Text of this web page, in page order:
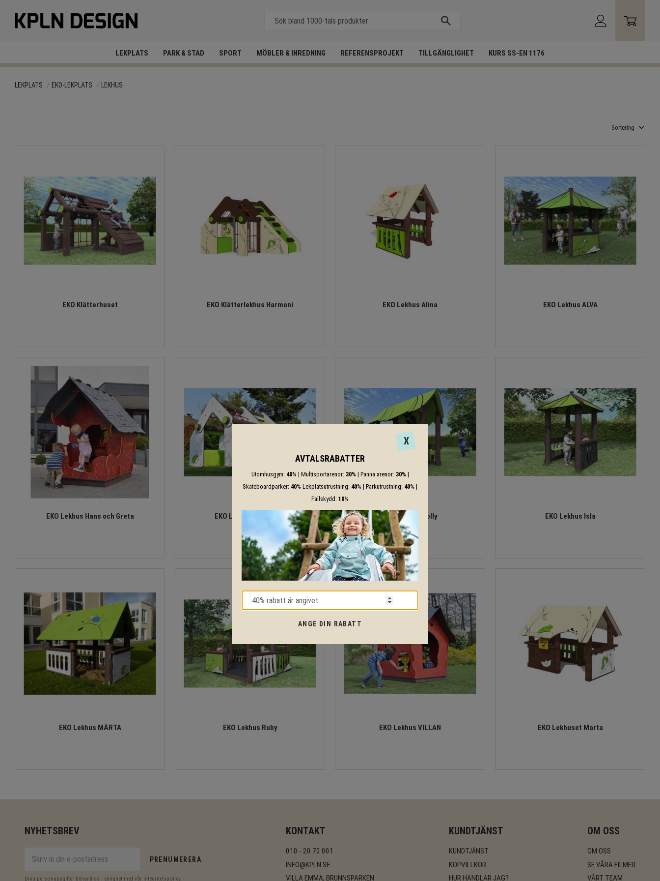
LEKPLATS PARK & STAD SPORT MÖBLER & INREDNING REFERENSPROJEKT TILLGÄNGLIGHET KURS SS-EN 1176
LEKPLATS EKO-LEKPLATS LEKHUS
EKO Klätterhuset EKO Klätterlekhus Harmoni EKO Lekhus Alina EKO Lekhus ALVA
EKO Lekhus Hans och Greta EKO Lekhus HARMONY EKO Lekhus Holly EKO Lekhus Isla
EKO Lekhus MÄRTA EKO Lekhus Ruby EKO Lekhus VILLAN EKO Lekhuset Marta
NYHETSBREV
PRENUMERERA
Dina personuppgifter behandlas i enlighet med vår integritetspolicy.
KONTAKT
010 - 20 70 001
INFO@KPLN.SE
VILLA EMMA, BRUNNSPARKEN
KUNDTJÄNST
KUNDTJÄNST
KÖPVILLKOR
HUR HANDLAR JAG?
OM OSS
OM OSS
SE VÅRA FILMER
VÅRT TEAM
X
AVTALSRABATTER
Utomhusgym: 40% | Multisportarenor: 30% | Panna arenor: 30% |
Skateboardparker: 40% Lekplatsutrustning: 40% | Parkutrustning: 40% |
Fallskydd: 10%
ANGE DIN RABATT